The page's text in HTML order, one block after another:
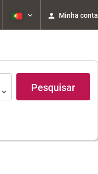
Minha conta
Pesquisar